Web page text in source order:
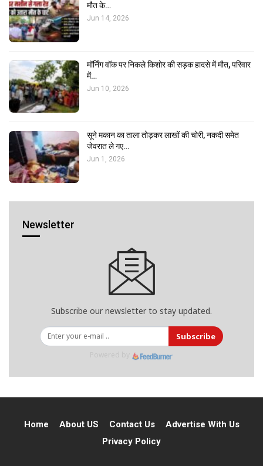
मौत के…
Jun 14, 2026
मॉर्निंग वॉक पर निकले किशोर की सड़क हादसे में मौत, परिवार
में…
Jun 10, 2026
सूने मकान का ताला तोड़कर लाखों की चोरी, नकदी समेत
जेवरात ले गए…
Jun 1, 2026
Newsletter
Subscribe our newsletter to stay updated.
Subscribe
Home About US Contact Us
Advertise With Us
Privacy Policy